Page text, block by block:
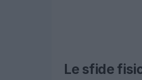
Le sfide